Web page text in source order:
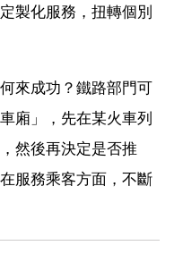
製化服務，扭轉個別
來成功？鐵路部門可
廂」，先在某火車列
然後再決定是否推
服務乘客方面，不斷